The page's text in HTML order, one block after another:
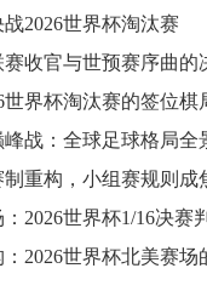
2026世界杯淘汰赛
收官与世预赛序曲的决胜
杯淘汰赛的签位棋局与战略
峰战：全球足球格局全
重构，小组赛规则成
世界杯1/16决赛判罚改写
杯北美赛场的交通协同与效能优